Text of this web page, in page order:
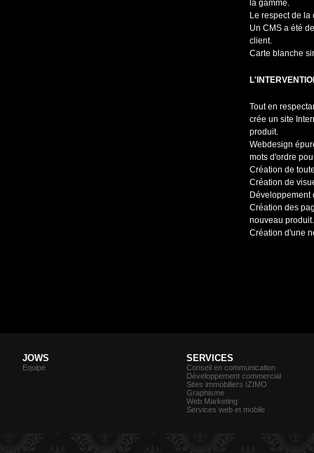
la gamme.
Le respect de
Un CMS a été
client.
Carte blanche
Tout en
crée un site
produit.
Webdesign
mots d'ordre
Création de
Création de
Développement
Création des
nouveau produit.
Création d'une
JOWS
Equipe
SERVICES
Conseil en communication
Développement commercial
Sites immobiliers IZIMO
Graphisme
Web Marketing
Services web et mobile